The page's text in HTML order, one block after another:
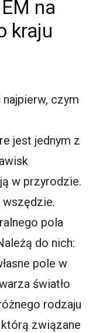
na
kraju
czym
jest jednym z
w przyrodzie.
pola
do nich:
pole w
światło
rodzaju
związane